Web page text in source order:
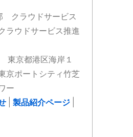
クラウドサービス
ウドサービス推進
東京都港区海岸１
京ポートシティ竹芝
ー
| 製品紹介ページ